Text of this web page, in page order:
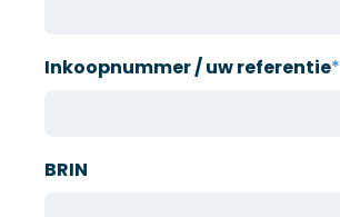
Inkoopnummer / uw referentie*
BRIN